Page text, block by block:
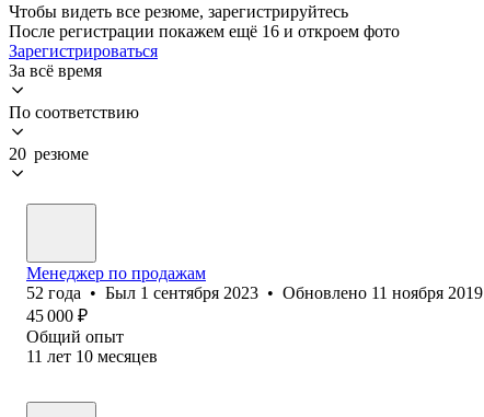
Чтобы видеть все резюме, зарегистрируйтесь
После регистрации покажем ещё 16 и откроем фото
Зарегистрироваться
За всё время
По соответствию
20 резюме
Менеджер по продажам
52 года • Был 1 сентября 2023 • Обновлено 11 ноября 2019
45 000 ₽
Общий опыт
11 лет 10 месяцев